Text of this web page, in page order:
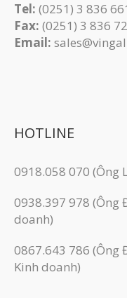
Tel: (0251) 3 836
Fax: (0251) 3 83​6
Email:
HOTLINE
0918.058 070 (Ông
0938.397 978 (Ông
doanh)
0867.643 786 (Ông
Kinh doanh)